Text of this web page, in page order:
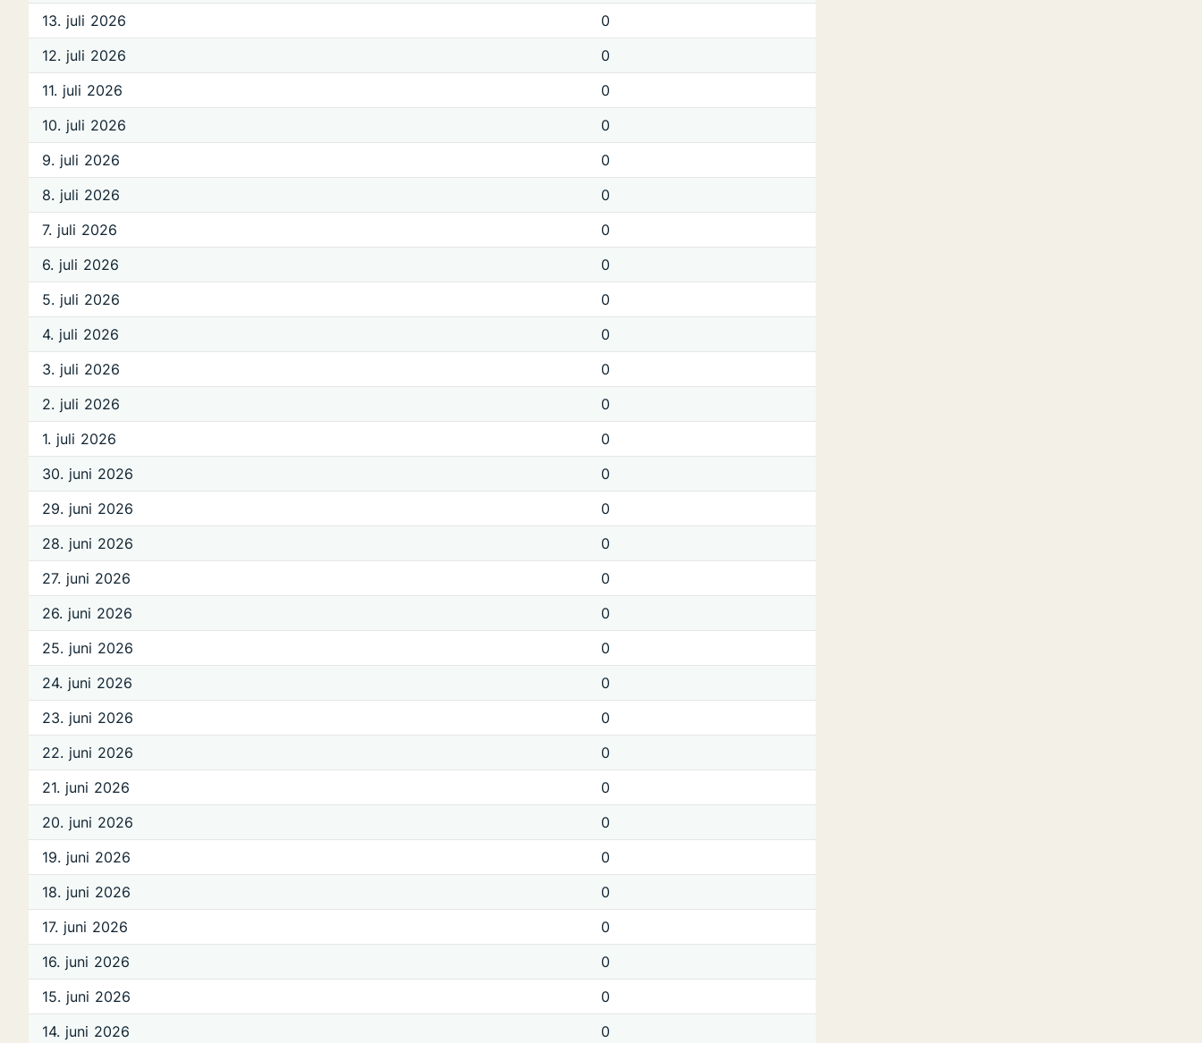
13. juli 2026
0
12. juli 2026
0
11. juli 2026
0
10. juli 2026
0
9. juli 2026
0
8. juli 2026
0
7. juli 2026
0
6. juli 2026
0
5. juli 2026
0
4. juli 2026
0
3. juli 2026
0
2. juli 2026
0
1. juli 2026
0
30. juni 2026
0
29. juni 2026
0
28. juni 2026
0
27. juni 2026
0
26. juni 2026
0
25. juni 2026
0
24. juni 2026
0
23. juni 2026
0
22. juni 2026
0
21. juni 2026
0
20. juni 2026
0
19. juni 2026
0
18. juni 2026
0
17. juni 2026
0
16. juni 2026
0
15. juni 2026
0
14. juni 2026
0